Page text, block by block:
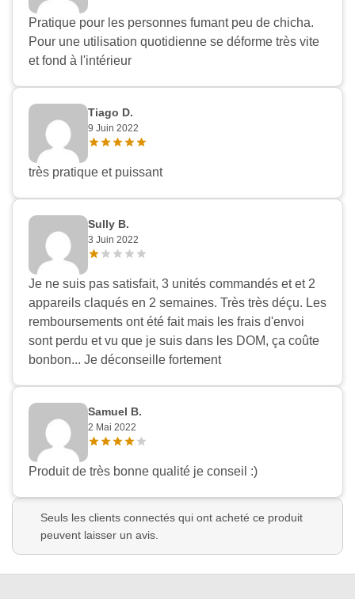
Pratique pour les personnes fumant peu de chicha.
Pour une utilisation quotidienne se déforme très vite
et fond à l'intérieur
Tiago D.
9 Juin 2022
très pratique et puissant
Sully B.
3 Juin 2022
Je ne suis pas satisfait, 3 unités commandés et et 2
appareils claqués en 2 semaines. Très très déçu. Les
remboursements ont été fait mais les frais d'envoi
sont perdu et vu que je suis dans les DOM, ça coûte
bonbon... Je déconseille fortement
Samuel B.
2 Mai 2022
Produit de très bonne qualité je conseil :)
Seuls les clients connectés qui ont acheté ce produit
peuvent laisser un avis.